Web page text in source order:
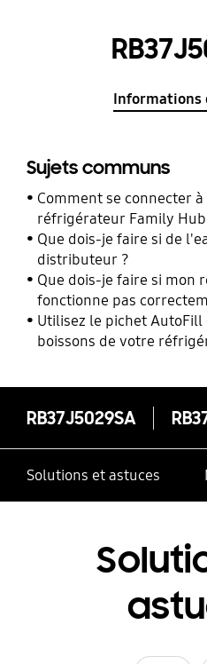
Informations
Sujets communs
Comment se connecter
réfrigérateur Family
Que dois-je faire si de
distributeur ?
Que dois-je faire si mon
fonctionne pas
Utilisez le pichet
boissons de votre
RB37J5029SA
Solutions et astuces